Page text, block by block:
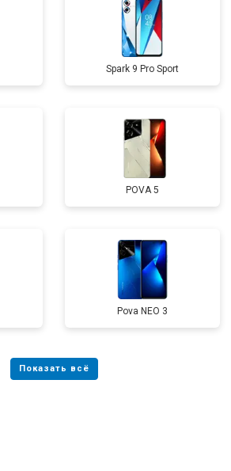
Spark 9 Pro Sport
POVA 5
Pova NEO 3